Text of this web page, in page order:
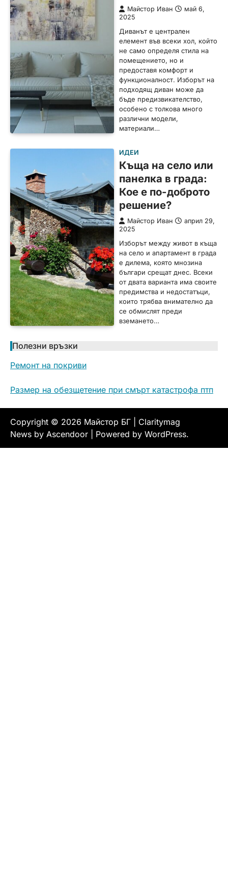
Майстор Иван
май 6,
2025
Диванът е централен
елемент във всеки хол, който
не само определя стила на
помещението, но и
предоставя комфорт и
функционалност. Изборът на
подходящ диван може да
бъде предизвикателство,
особено с толкова много
различни модели,
материали…
ИДЕИ
Къща на село или
панелка в града:
Кое е по-доброто
решение?
Майстор Иван
април 29,
2025
Изборът между живот в къща
на село и апартамент в града
е дилема, която мнозина
българи срещат днес. Всеки
от двата варианта има своите
предимства и недостатъци,
които трябва внимателно да
се обмислят преди
вземането…
Полезни връзки
Ремонт на покриви
Размер на обезщетение при смърт катастрофа птп
Copyright © 2026 Майстор БГ | Claritymag
News by Ascendoor | Powered by WordPress.